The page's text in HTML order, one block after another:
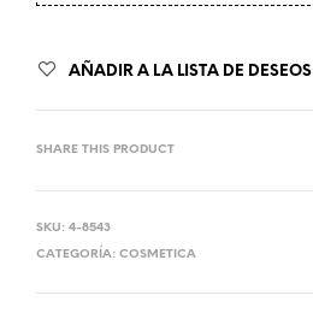
AÑADIR A LA LISTA DE DESEOS
SHARE THIS PRODUCT
SKU: 4-8543
CATEGORÍA: COSMETICA